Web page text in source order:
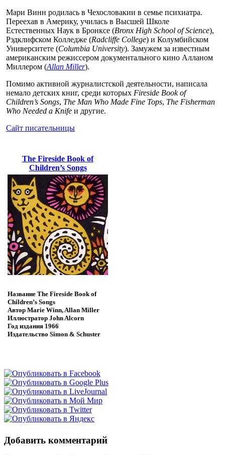
Мари Винн родилась в Чехословакии в семье психиатра.
Переехав в Америку, училась в Высшей Школе
Естественных Наук в Бронксе (Bronx High School of Science),
Рэдклифском Колледже (Radcliffe College) и Колумбийском
Университете (Columbia University). Замужем за известным
американским режиссером документального кино Алланом
Миллером (Allan Miller).
Помимо активной журналистской деятельности, написала
немало детских книг, среди которых Fireside Book of
Children’s Songs, The Man Who Made Fine Tops, The Fisherman
Who Needed a Knife и другие.
Сайт писательницы
The Fireside Book of
Children’s Songs
Название The Fireside Book of
Children’s Songs
Автор Marie Winn, Allan Miller
Иллюстратор John Alcorn
Год издания 1966
Издательство Simon & Schuster
Добавить комментарий